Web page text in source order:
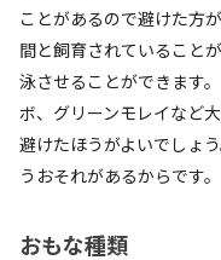
ことがあるので避けた方
間と飼育されていること
泳させることができます
ボ、グリーンモレイなど
避けたほうがよいでしょ
うおそれがあるからです。
おもな種類